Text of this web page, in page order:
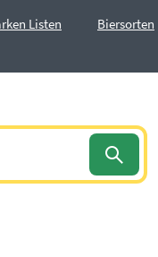
Listen Biersorten